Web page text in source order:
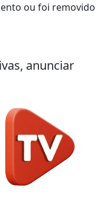
ou foi removido
anunciar